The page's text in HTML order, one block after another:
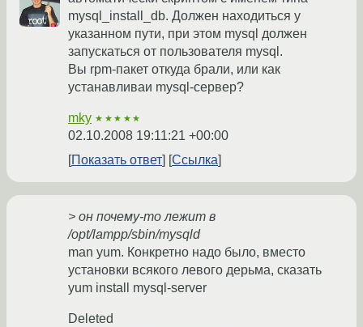
mysql_install_db. Должен находиться у
указанном пути, при этом mysql должен
запускаться от пользователя mysql.
Вы rpm-пакет откуда брали, или как
устанавливаи mysql-сервер?
mky ★★★★★
02.10.2008 19:11:21 +00:00
Показать ответ
Ссылка
> он почему-то лежит в
/opt/lampp/sbin/mysqld
man yum. Конкретно надо было, вместо
установки всякого левого дерьма, сказать
yum install mysql-server
Deleted